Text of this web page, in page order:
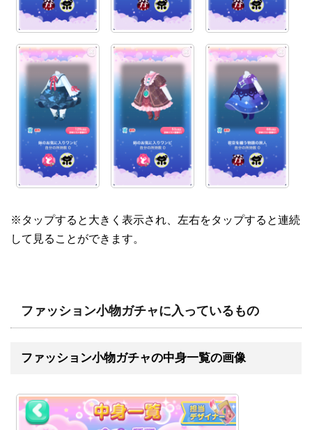
※タップすると大きく表示され、左右をタップすると連続
して見ることができます。
ファッション小物ガチャに入っているもの
ファッション小物ガチャの中身一覧の画像